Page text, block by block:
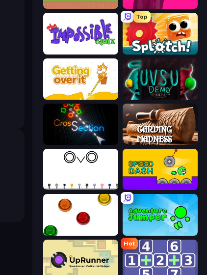
Viscous Ventures pink (Bart Bonte)
Top
Splotch!
Getting Over It UVSU Demo
Crossection Carving Madness
OvO Game
The Idiot Test Adventure Jumper
Hot